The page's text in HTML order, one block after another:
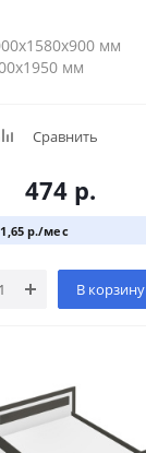
мм
мм
Сравнить
474 р.
р./мес
В корзину